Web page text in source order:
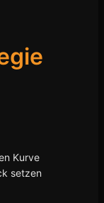
Kurve
setzen